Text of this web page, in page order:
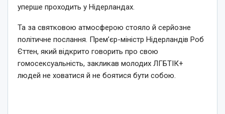
уперше проходить у Нідерландах.
Та за святковою атмосферою стояло й серйозне
політичне послання. Прем’єр-міністр Нідерландів Роб
Єттен, який відкрито говорить про свою
гомосексуальність, закликав молодих ЛГБТІК+
людей не ховатися й не боятися бути собою.